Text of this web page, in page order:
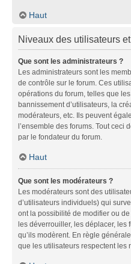
Haut
Niveaux des utilisateurs
Que sont les administrateurs ?
Les administrateurs sont les
de contrôle sur le forum. Ces
opérations du forum, telles que
bannissement d’utilisateurs, la
modérateurs, etc. Ils peuvent
l’ensemble des forums. Tout ceci
par le fondateur du forum.
Haut
Que sont les modérateurs ?
Les modérateurs sont des
d’utilisateurs individuels) qui
ont la possibilité de modifier ou
les déverrouiller, les déplacer, les
qu’ils modèrent. En règle
que les utilisateurs respectent les